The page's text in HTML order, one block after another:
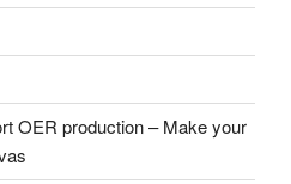
OER production – Make your